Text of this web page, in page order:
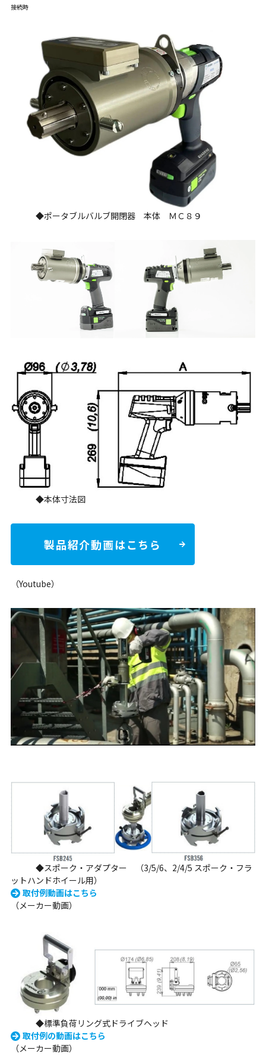
接続時
◆ポータブルバルブ開閉器 本体 ＭＣ８９
◆本体寸法図
製品紹介動画はこちら
（Youtube）
◆スポーク・アダプター （3/5/6、2/4/5 スポーク・フラ
ットハンドホイール用）
取付例動画はこちら
（メーカー動画）
◆標準負荷リング式ドライブヘッド
取付例の動画はこちら
（メーカー動画）